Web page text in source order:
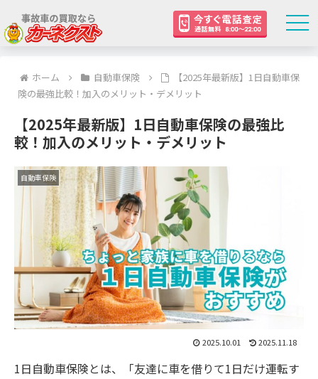
ホーム 自動車保険
【2025年最新版】1日自動車保
険の最強比較！加入のメリット・デメリット
【2025年最新版】1日自動車保険の最強比
較！加入のメリット・デメリット
自動車保険
2025.10.01 2025.11.18
1日自動車保険とは、「友達に車を借りて1日だけ運転す